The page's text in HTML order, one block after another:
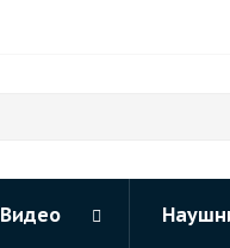
Видео